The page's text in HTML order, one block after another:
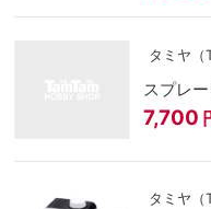
タミヤ（
スプレ
7,700
タミヤ（